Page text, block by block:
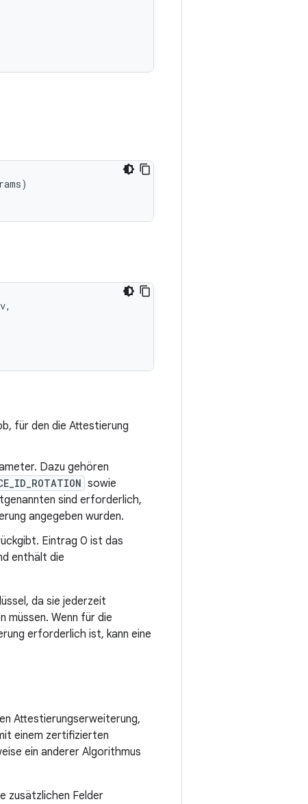
für den die Attestierung
Dazu gehören
sowie
sind erforderlich,
angegeben wurden.
Eintrag 0 ist das
enthält die
da sie jederzeit
müssen. Wenn für die
erforderlich ist, kann eine
Attestierungserweiterung,
einem zertifizierten
ein anderer Algorithmus
zusätzlichen Felder